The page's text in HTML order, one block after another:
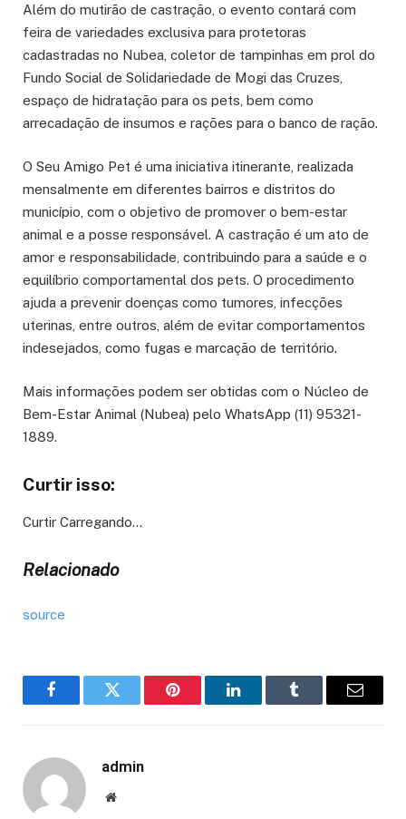
Além do mutirão de castração, o evento contará com
feira de variedades exclusiva para protetoras
cadastradas no Nubea, coletor de tampinhas em prol do
Fundo Social de Solidariedade de Mogi das Cruzes,
espaço de hidratação para os pets, bem como
arrecadação de insumos e rações para o banco de ração.
O Seu Amigo Pet é uma iniciativa itinerante, realizada
mensalmente em diferentes bairros e distritos do
município, com o objetivo de promover o bem-estar
animal e a posse responsável. A castração é um ato de
amor e responsabilidade, contribuindo para a saúde e o
equilíbrio comportamental dos pets. O procedimento
ajuda a prevenir doenças como tumores, infecções
uterinas, entre outros, além de evitar comportamentos
indesejados, como fugas e marcação de território.
Mais informações podem ser obtidas com o Núcleo de
Bem-Estar Animal (Nubea) pelo WhatsApp (11) 95321-
1889.
Curtir isso:
Curtir Carregando…
Relacionado
source
FacebookTwitter Pinterest LinkedInTumblr Email
admin
Website